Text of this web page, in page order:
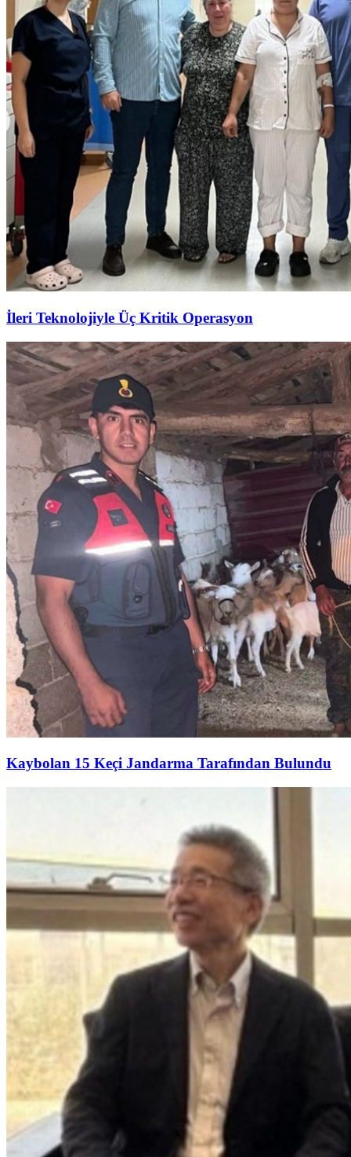
İleri Teknolojiyle Üç Kritik Operasyon
Kaybolan 15 Keçi Jandarma Tarafından Bulundu